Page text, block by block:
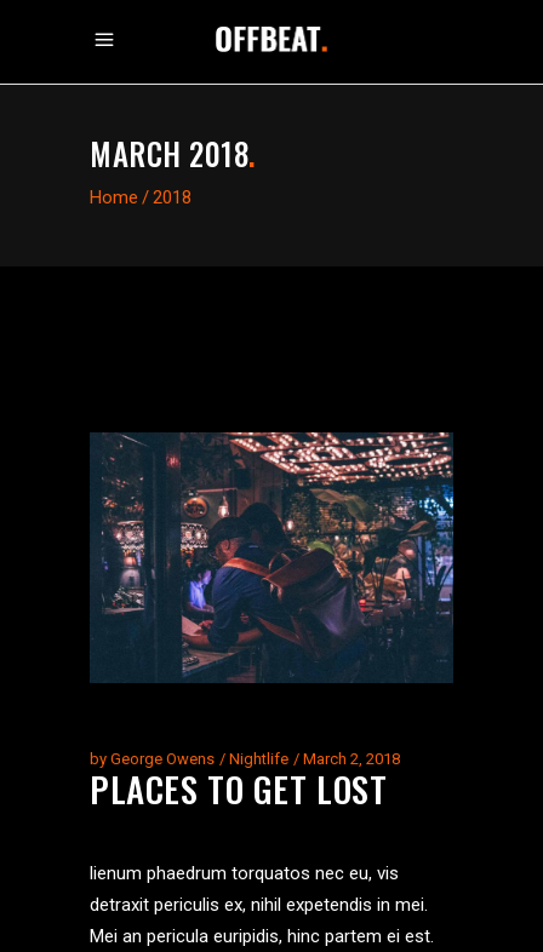
MARCH 2018.
Home /2018
by George Owens Nightlife March 2, 2018
PLACES TO GET LOST
lienum phaedrum torquatos nec eu, vis
detraxit periculis ex, nihil expetendis in mei.
Mei an pericula euripidis, hinc partem ei est.